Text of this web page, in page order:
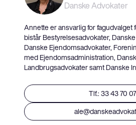
Danske Advokater
Annette er ansvarlig for fagudvalget
bistår Bestyrelsesadvokater,
Danske Ejendomsadvokater,
med Ejendomsadministration,
Landbrugsadvokater samt Danske
Tlf.: 33 43 70 07